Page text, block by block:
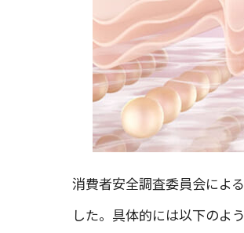
消費者安全調査委員会によ
した。具体的には以下のよ